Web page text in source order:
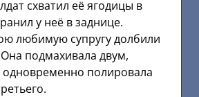
схватил её ягодицы в
у неё в заднице.
любимую супругу долбили
подмахивала двум,
полировала